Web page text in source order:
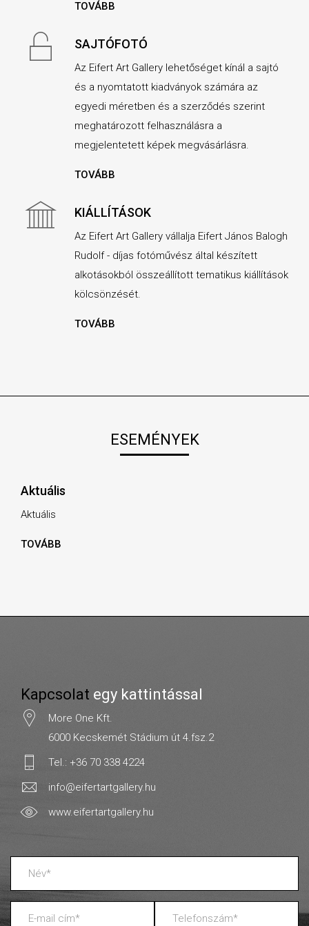
TOVÁBB
SAJTÓFOTÓ
Az Eifert Art Gallery lehetőséget kínál a sajtó
és a nyomtatott kiadványok számára az
egyedi méretben és a szerződés szerint
meghatározott felhasználásra a
megjelentetett képek megvásárlásra.
TOVÁBB
KIÁLLÍTÁSOK
Az Eifert Art Gallery vállalja Eifert János Balogh
Rudolf - díjas fotóművész által készített
alkotásokból összeállított tematikus kiállítások
kölcsönzését.
TOVÁBB
ESEMÉNYEK
Aktuális
Aktuális
TOVÁBB
Kapcsolat egy kattintással
More One Kft.
6000 Kecskemét Stádium út 4.fsz.2
Tel.: +36 70 338 4224
info@eifertartgallery.hu
www.eifertartgallery.hu